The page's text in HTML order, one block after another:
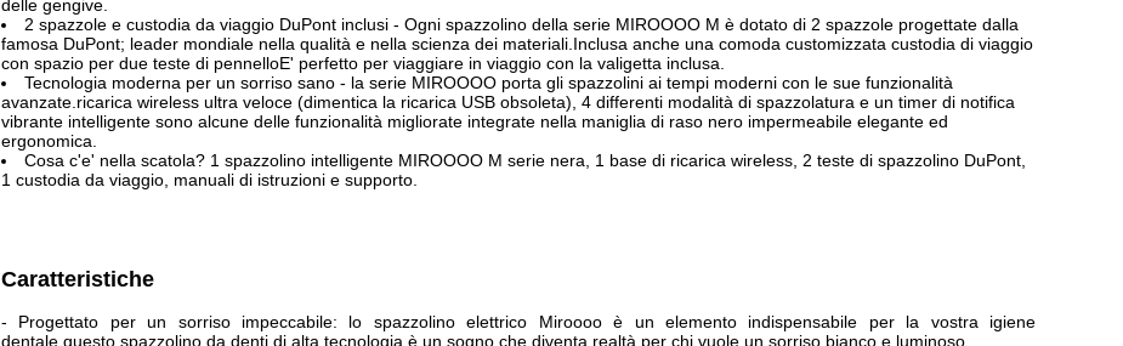
delle gengive.
2 spazzole e custodia da viaggio DuPont inclusi - Ogni spazzolino della serie MIROOOO M è dotato di 2 spazzole progettate dalla
famosa DuPont; leader mondiale nella qualità e nella scienza dei materiali.Inclusa anche una comoda customizzata custodia di viaggio
con spazio per due teste di pennelloE' perfetto per viaggiare in viaggio con la valigetta inclusa.
Tecnologia moderna per un sorriso sano - la serie MIROOOO porta gli spazzolini ai tempi moderni con le sue funzionalità
avanzate.ricarica wireless ultra veloce (dimentica la ricarica USB obsoleta), 4 differenti modalità di spazzolatura e un timer di notifica
vibrante intelligente sono alcune delle funzionalità migliorate integrate nella maniglia di raso nero impermeabile elegante ed
ergonomica.
Cosa c'e' nella scatola? 1 spazzolino intelligente MIROOOO M serie nera, 1 base di ricarica wireless, 2 teste di spazzolino DuPont,
1 custodia da viaggio, manuali di istruzioni e supporto.
Caratteristiche
- Progettato per un sorriso impeccabile: lo spazzolino elettrico Miroooo è un elemento indispensabile per la vostra igiene
dentale.questo spazzolino da denti di alta tecnologia è un sogno che diventa realtà per chi vuole un sorriso bianco e luminoso.